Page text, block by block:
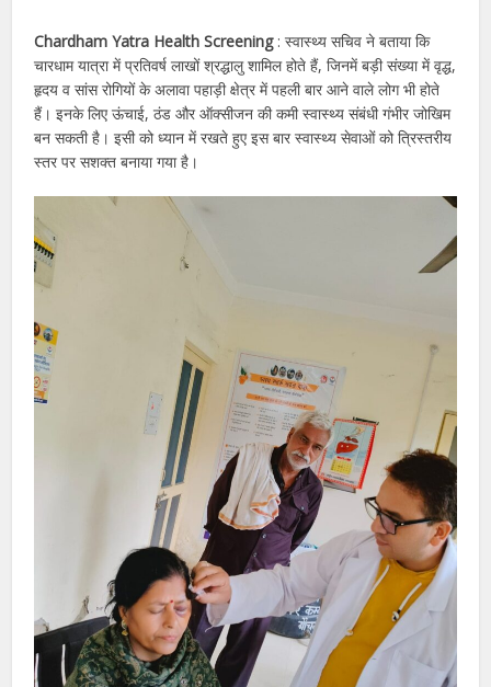
Chardham Yatra Health Screening: स्वास्थ्य सचिव ने बताया कि
चारधाम यात्रा में प्रतिवर्ष लाखों श्रद्धालु शामिल होते हैं, जिनमें बड़ी संख्या में वृद्ध,
हृदय व सांस रोगियों के अलावा पहाड़ी क्षेत्र में पहली बार आने वाले लोग भी होते
हैं। इनके लिए ऊंचाई, ठंड और ऑक्सीजन की कमी स्वास्थ्य संबंधी गंभीर जोखिम
बन सकती है। इसी को ध्यान में रखते हुए इस बार स्वास्थ्य सेवाओं को त्रिस्तरीय
स्तर पर सशक्त बनाया गया है।